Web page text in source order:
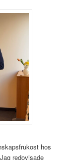
hos
redovisade